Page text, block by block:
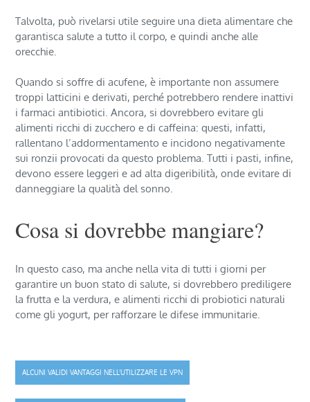
Talvolta, può rivelarsi utile seguire una dieta alimentare che
garantisca salute a tutto il corpo, e quindi anche alle
orecchie.
Quando si soffre di acufene, è importante non assumere
troppi latticini e derivati, perché potrebbero rendere inattivi
i farmaci antibiotici. Ancora, si dovrebbero evitare gli
alimenti ricchi di zucchero e di caffeina: questi, infatti,
rallentano l’addormentamento e incidono negativamente
sui ronzii provocati da questo problema. Tutti i pasti, infine,
devono essere leggeri e ad alta digeribilità, onde evitare di
danneggiare la qualità del sonno.
Cosa si dovrebbe mangiare?
In questo caso, ma anche nella vita di tutti i giorni per
garantire un buon stato di salute, si dovrebbero prediligere
la frutta e la verdura, e alimenti ricchi di probiotici naturali
come gli yogurt, per rafforzare le difese immunitarie.
Navigazione
articoli
ALCUNI VALIDI VANTAGGI NELL’UTILIZZARE LE VPN